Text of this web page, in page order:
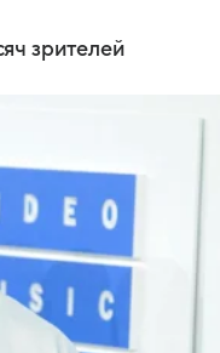
зрителей